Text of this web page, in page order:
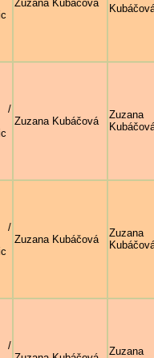
Zuzana Kubáčová
/
Zuzana Kubáčová
Zuzana
/
Zuzana Kubáčová
Zuzana
/
Zuzana